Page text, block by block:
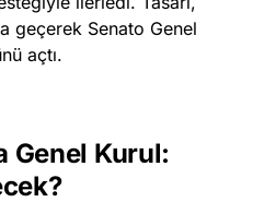
geçerek Senato Genel
açtı.
Genel Kurul: